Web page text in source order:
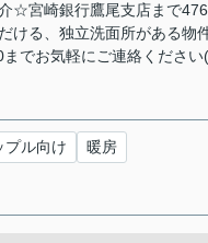
☆宮崎銀行鷹尾支店まで
ける、独立洗面所がある
でお気軽にご連絡ください
プル向け 暖房